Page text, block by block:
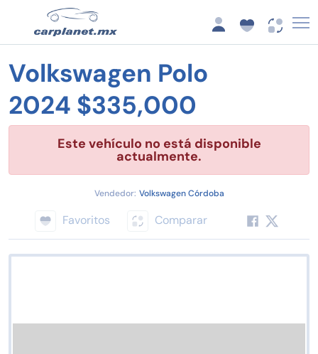
Volkswagen Polo
2024 $335,000
Este vehículo no está disponible
actualmente.
Vendedor: Volkswagen Córdoba
Favoritos Comparar